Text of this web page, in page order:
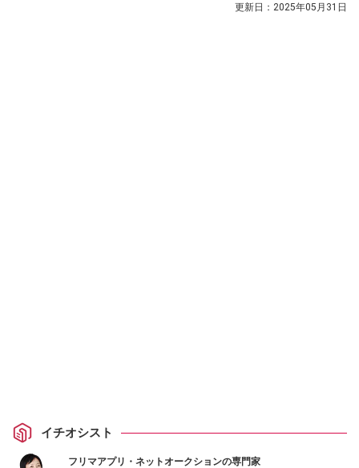
更新日： 2025年05月31日
イチオシスト
フリマアプリ・ネットオークションの専門家